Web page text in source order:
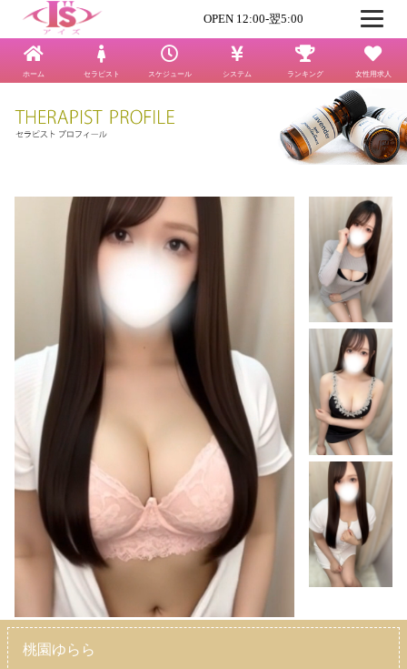
OPEN 12:00-翌5:00
ホーム セラピスト スケジュール システム ランキング 女性用求人
桃園ゆらら